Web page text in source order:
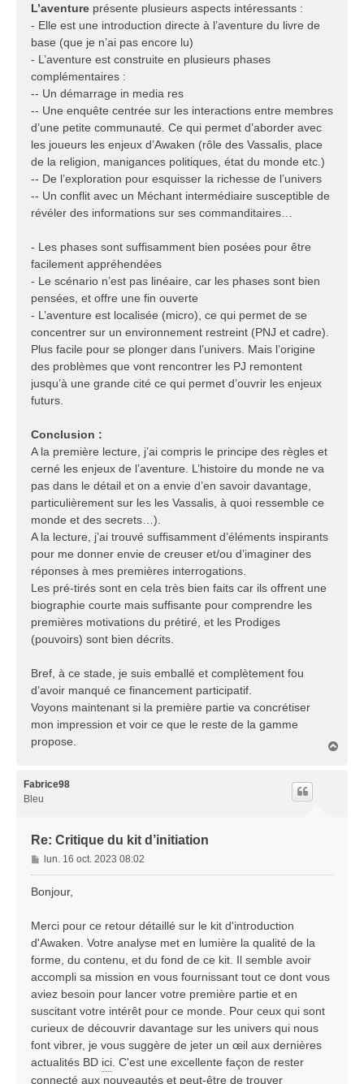
L’aventure présente plusieurs aspects intéressants :
- Elle est une introduction directe à l’aventure du livre de
base (que je n’ai pas encore lu)
- L’aventure est construite en plusieurs phases
complémentaires :
-- Un démarrage in media res
-- Une enquête centrée sur les interactions entre membres
d’une petite communauté. Ce qui permet d’aborder avec
les joueurs les enjeux d’Awaken (rôle des Vassalis, place
de la religion, manigances politiques, état du monde etc.)
-- De l’exploration pour esquisser la richesse de l’univers
-- Un conflit avec un Méchant intermédiaire susceptible de
révéler des informations sur ses commanditaires…
- Les phases sont suffisamment bien posées pour être
facilement appréhendées
- Le scénario n’est pas linéaire, car les phases sont bien
pensées, et offre une fin ouverte
- L’aventure est localisée (micro), ce qui permet de se
concentrer sur un environnement restreint (PNJ et cadre).
Plus facile pour se plonger dans l’univers. Mais l’origine
des problèmes que vont rencontrer les PJ remontent
jusqu’à une grande cité ce qui permet d’ouvrir les enjeux
futurs.
Conclusion :
A la première lecture, j’ai compris le principe des règles et
cerné les enjeux de l’aventure. L’histoire du monde ne va
pas dans le détail et on a envie d’en savoir davantage,
particulièrement sur les les Vassalis, à quoi ressemble ce
monde et des secrets…).
A la lecture, j’ai trouvé suffisamment d’éléments inspirants
pour me donner envie de creuser et/ou d’imaginer des
réponses à mes premières interrogations.
Les pré-tirés sont en cela très bien faits car ils offrent une
biographie courte mais suffisante pour comprendre les
premières motivations du prétiré, et les Prodiges
(pouvoirs) sont bien décrits.
Bref, à ce stade, je suis emballé et complètement fou
d’avoir manqué ce financement participatif.
Voyons maintenant si la première partie va concrétiser
mon impression et voir ce que le reste de la gamme
propose.
Fabrice98
Bleu
Re: Critique du kit d’initiation
M
e
s
g
e
lun. 16 oct. 2023 08:02
Bonjour,
Merci pour ce retour détaillé sur le kit d'introduction
d'Awaken. Votre analyse met en lumière la qualité de la
forme, du contenu, et du fond de ce kit. Il semble avoir
accompli sa mission en vous fournissant tout ce dont vous
aviez besoin pour lancer votre première partie et en
suscitant votre intérêt pour ce monde. Pour ceux qui sont
curieux de découvrir davantage sur les univers qui nous
font vibrer, je vous suggère de jeter un œil aux dernières
actualités BD ici. C'est une excellente façon de rester
connecté aux nouveautés et peut-être de trouver